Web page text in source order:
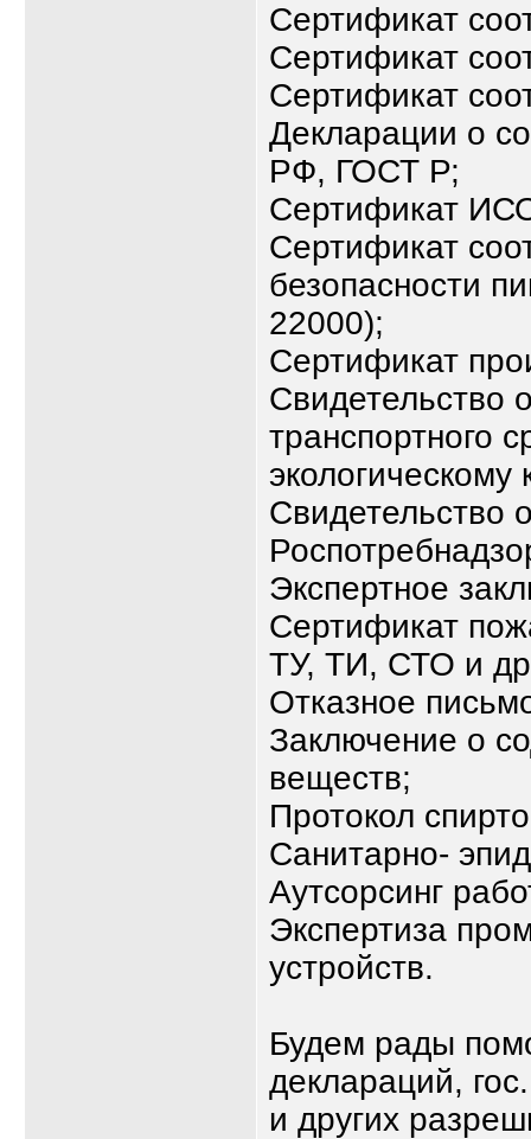
Сертификат
Сертификат
Сертификат
Декларации о
РФ, ГОСТ Р;
Сертификат
Сертификат
безопасности
22000);
Сертификат
Свидетельство
транспортного
экологическому
Свидетельство
Экспертное
Сертификат
ТУ, ТИ, СТО и
Отказное
Заключение о
веществ;
Протокол
Санитарно-
Аутсорсинг
Экспертиза
устройств.
Будем рады
деклараций,
и других